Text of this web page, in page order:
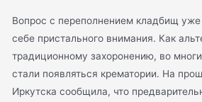
Вопрос с переполнением кладбищ уже
себе пристального внимания. Как
традиционному захоронению, во
стали появляться крематории. На
Иркутска сообщила, что